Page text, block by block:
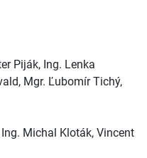
Piják, Ing. Lenka
Mgr. Ľubomír Tichý,
Michal Kloták, Vincent